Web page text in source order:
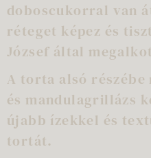
doboscukorral van
réteget képez és
József által
A torta alsó részébe
és mandulagrillázs
újabb ízekkel és
tortát.